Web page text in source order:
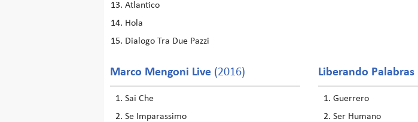
Atlantico
Hola
Dialogo Tra Due Pazzi
Marco Mengoni Live (2016)
Sai Che
Se Imparassimo
Liberando Palabras
Guerrero
Ser Humano